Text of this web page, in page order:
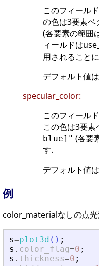
このフィール
の色は3要素ベ
(各要素の範囲
ィールドは
用されること
デフォルト値は
specular_color:
このフィール
この色は3要素
blue]" (各要
す.
デフォルト値は
例
color_materialなしの点光
s=plot3d ( ) ;
s . color_flag=0 ;
s . thickness=0 ;